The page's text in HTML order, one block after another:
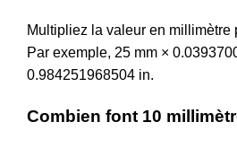
Multipliez la valeur en millimètre
Par exemple, 25 mm ×
0.984251968504 in.
Combien font 10